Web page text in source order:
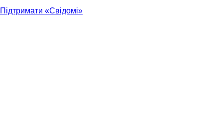
Підтримати «Свідомі»